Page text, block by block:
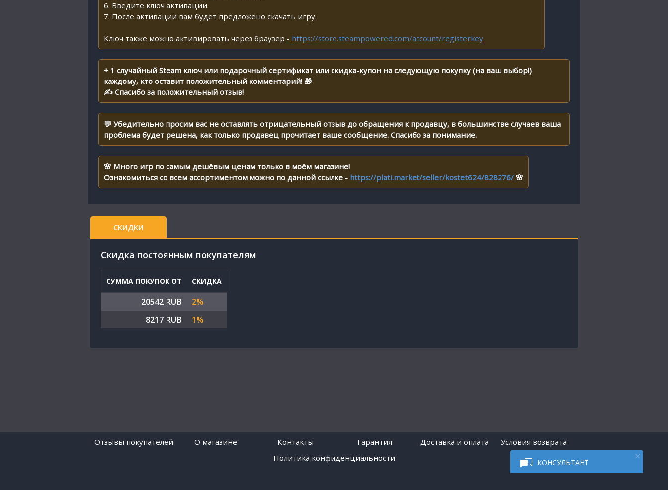
КОНСУЛЬТАНТ
6. Введите ключ активации.
7. После активации вам будет предложено скачать игру.
Ключ также можно активировать через браузер - https://store.steampowered.com/account/registerkey
+ 1 случайный Steam ключ или подарочный сертификат или скидка-купон на следующую покупку (на ваш выбор!)
каждому, кто оставит положительный комментарий! 🎁
✍ Спасибо за положительный отзыв!
💬 Убедительно просим вас не оставлять отрицательный отзыв до обращения к продавцу, в большинстве случаев ваша
проблема будет решена, как только продавец прочитает ваше сообщение. Спасибо за понимание.
🌸 Много игр по самым дешёвым ценам только в моём магазине!
Ознакомиться со всем ассортиментом можно по данной ссылке - https://plati.market/seller/kostet624/828276/ 🌸
СКИДКИ
Cкидка постоянным покупателям
СУММА ПОКУПОК ОТ СКИДКА
20542 RUB
2%
8217 RUB
1%
Отзывы покупателей O магазине Контакты Гарантия Доставка и оплата
Условия возврата
Политика конфиденциальности